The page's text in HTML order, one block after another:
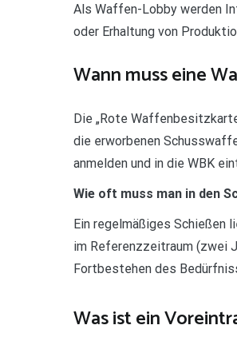
Als Waffen-Lobby werden
oder Erhaltung von
Wann muss eine
Die „Rote
die erworbenen
anmelden und in die WBK
Wie oft muss man in den
Ein regelmäßiges Schießen
im Referenzzeitraum (zwei
Fortbestehen des
Was ist ein